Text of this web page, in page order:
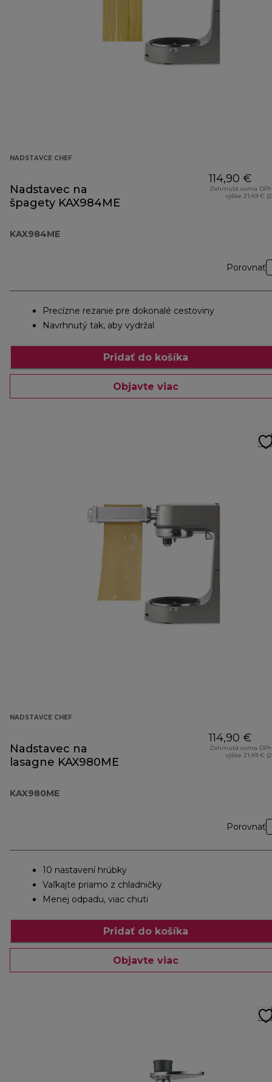
NADSTAVCE CHEF
Nadstavec na
špagety KAX984ME
KAX984ME
114,90 €
Zahrnutá suma
výške 21,49 €
Porovnať
Precízne rezanie pre dokonalé cestoviny
Navrhnutý tak, aby vydržal
Pridať do košíka
Objavte viac
NADSTAVCE CHEF
Nadstavec na
lasagne KAX980ME
KAX980ME
114,90 €
Zahrnutá suma
výške 21,49 €
Porovnať
10 nastavení hrúbky
Vaľkajte priamo z chladničky
Menej odpadu, viac chuti
Pridať do košíka
Objavte viac